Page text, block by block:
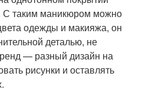
С таким маникюром можно
одежды и макияжа, он
деталью, не
— разный дизайн на
рисунки и оставлять